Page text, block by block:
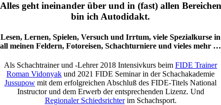
Alles geht ineinander über und in (fast) allen Bereichen
bin ich Autodidakt.
Lesen, Lernen, Spielen, Versuch und Irrtum, viele Spezialkurse in
all meinen Feldern, Fotoreisen, Schachturniere und vieles mehr …
Als Schachtrainer und -Lehrer 2018 Intensivkurs beim FIDE Trainer
Roman Vidonyak und 2021 FIDE Seminar in der Schachakademie
Jussupow mit dem erfolgreichen Abschluß des FIDE-Titels National
Instructor und dem Erwerb der entsprechenden Lizenz. Und
Regionaler Schiedsrichterim Schachsport.